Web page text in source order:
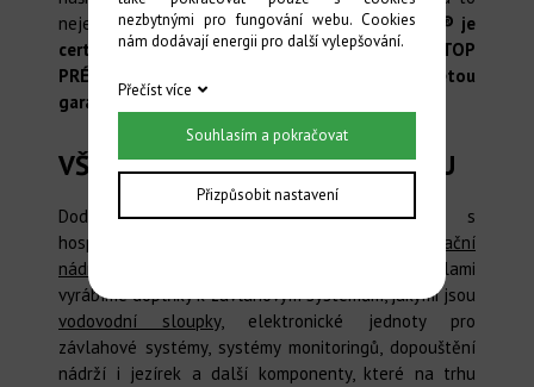
nejen na práci, ale i na dodaný materiál.IRRIGA® je
certifikovaná instalační firma pro HUNTER TOP
PRÉMIUM
desetiletou
garanci na vybrané komponenty.
VŠE PRO HOSPODAŘENÍ S VODOU
Dodáváme a vyvíjíme kompletní systémy s
hospodařením s dešťovou vodou a
akumulační
nádrže
na dešťovou i pitnou vodu. Vlastními silami
vyrábíme doplňky k závlahovým systémům, jakými jsou
vodovodní sloupky, elektronické jednoty pro
závlahové systémy, systémy monitoringů, dopouštění
nádrží i jezírek a další komponenty, které na trhu
nezbytnými pro fungování webu. Cookies
nám dodávají energii pro další vylepšování.
Přečíst více
Souhlasím a pokračovat
Přizpůsobit nastavení